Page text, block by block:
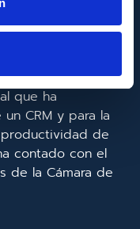
del Fondo
tecnologías de
y el
que ha
CRM y para la
de
contado con el
de la Cámara de